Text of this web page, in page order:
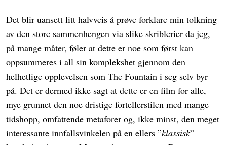
Det blir uansett litt halvveis å prøve forklare min tolkning
av den store sammenhengen via slike skriblerier da jeg,
på mange måter, føler at dette er noe som først kan
oppsummeres i all sin komplekshet gjennom den
helhetlige opplevelsen som The Fountain i seg selv byr
på. Det er dermed ikke sagt at dette er en film for alle,
mye grunnet den noe dristige fortellerstilen med mange
tidshopp, omfattende metaforer og, ikke minst, den meget
interessante innfallsvinkelen på en ellers ”klassisk”